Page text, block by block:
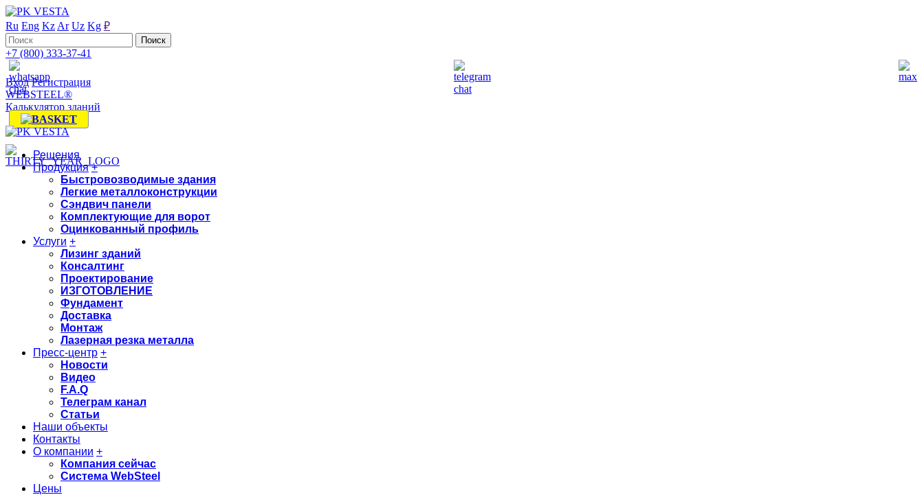
Ru Eng Kz Ar Uz Kg ₽
+7 (800) 333-37-41
Вход Регистрация
WEBSTEEL®
Калькулятор зданий
Решения
Продукция +
Быстровозводимые здания
Легкие металлоконструкции
Сэндвич панели
Комплектующие для ворот
Оцинкованный профиль
Услуги +
Лизинг зданий
Консалтинг
Проектирование
ИЗГОТОВЛЕНИЕ
Фундамент
Доставка
Монтаж
Лазерная резка металла
Пресс-центр +
Новости
Видео
F.A.Q
Телеграм канал
Статьи
Наши объекты
Контакты
О компании +
Компания сейчас
Система WebSteel
Цены